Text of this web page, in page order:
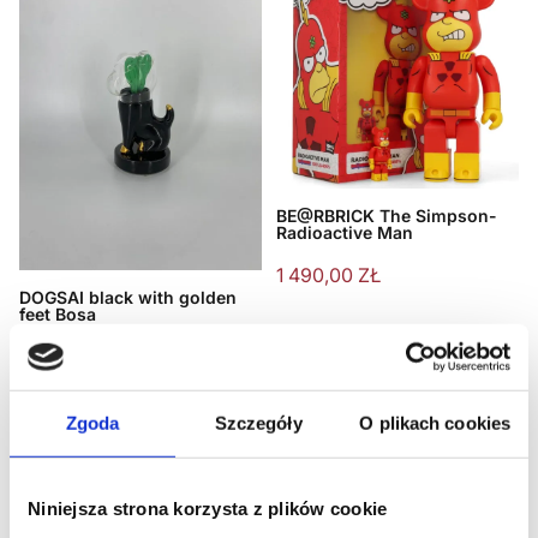
Zgoda Szczegóły O plikach cookies
Niniejsza strona korzysta z plików cookie
DOGSAI black with golden
feet Bosa
875,00
BE@RBRICK The Simpson-
Radioactive Man
1 490,00 ZŁ
PROMOCJA!